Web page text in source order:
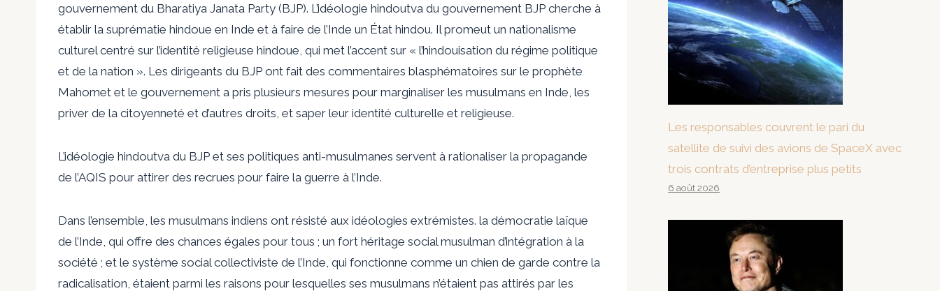
gouvernement du Bharatiya Janata Party (BJP). L’idéologie hindoutva du gouvernement BJP cherche à
établir la suprématie hindoue en Inde et à faire de l’Inde un État hindou. Il promeut un nationalisme
culturel centré sur l’identité religieuse hindoue, qui met l’accent sur « l’hindouisation du régime politique
et de la nation ». Les dirigeants du BJP ont fait des commentaires blasphématoires sur le prophète
Mahomet et le gouvernement a pris plusieurs mesures pour marginaliser les musulmans en Inde, les
priver de la citoyenneté et d’autres droits, et saper leur identité culturelle et religieuse.
L’idéologie hindoutva du BJP et ses politiques anti-musulmanes servent à rationaliser la propagande
de l’AQIS pour attirer des recrues pour faire la guerre à l’Inde.
Dans l’ensemble, les musulmans indiens ont résisté aux idéologies extrémistes. la démocratie laïque
de l’Inde, qui offre des chances égales pour tous ; un fort héritage social musulman d’intégration à la
société ; et le système social collectiviste de l’Inde, qui fonctionne comme un chien de garde contre la
radicalisation, étaient parmi les raisons pour lesquelles ses musulmans n’étaient pas attirés par les
Les responsables couvrent le pari du
satellite de suivi des avions de SpaceX avec
trois contrats d’entreprise plus petits
6 août 2026